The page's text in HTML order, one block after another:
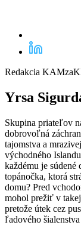
Redakcia
Yrsa
Skupina priateľov
dobrovoľná
tajomstva a
východného
každému je súdené
topánočka, ktorá
domu? Pred
mohol prežiť v
pretože útek cez
ľadového